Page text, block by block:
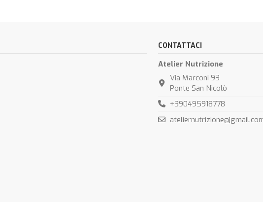
CONTATTACI
Atelier Nutrizione
Via Marconi 93
Ponte San Nicolò
+390495918778